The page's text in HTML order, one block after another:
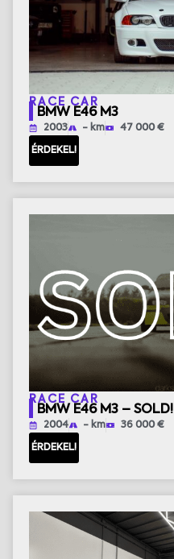
RACE CAR
BMW E46 M3
2003 - km 47 000 €
ÉRDEKEL!
RACE CAR
BMW E46 M3 – SOLD!
2004 - km 36 000 €
ÉRDEKEL!